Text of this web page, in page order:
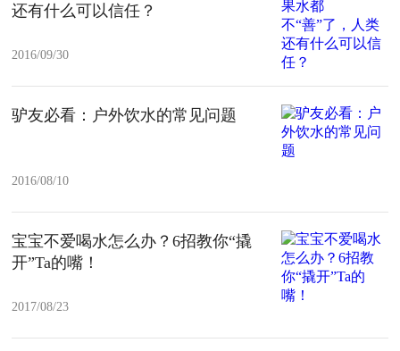
还有什么可以信任？
2016/09/30
驴友必看：户外饮水的常见问题
2016/08/10
宝宝不爱喝水怎么办？6招教你“撬
开”Ta的嘴！
2017/08/23